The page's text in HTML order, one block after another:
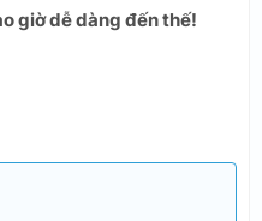
giờ dễ dàng đến thế!